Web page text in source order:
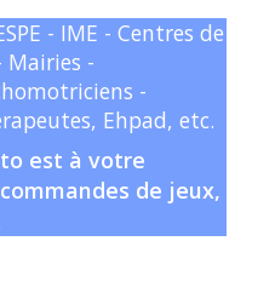
- IME - Centres de
Mairies -
-
Ehpad, etc.
est à votre
de jeux,